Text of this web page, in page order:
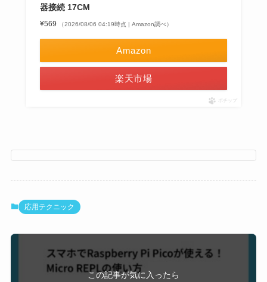
器接続 17CM
¥569 （2026/08/06 04:19時点 | Amazon調べ）
Amazon
楽天市場
ポチップ
応用テクニック
この記事が気に入ったら